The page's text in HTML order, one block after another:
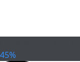
45%